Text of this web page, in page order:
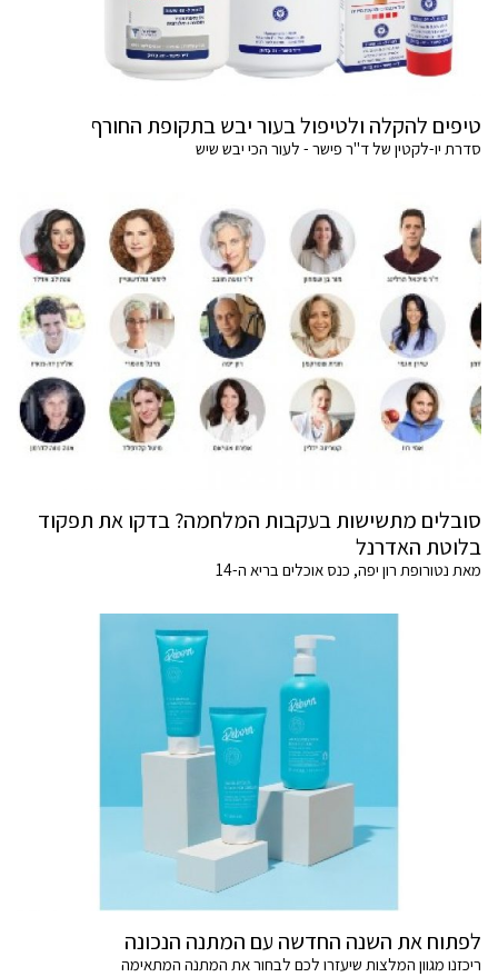
טיפים להקלה ולטיפול בעור יבש בתקופת החורף
סדרת יו-לקטין של ד"ר פישר - לעור הכי יבש שיש
סובלים מתשישות בעקבות המלחמה? בדקו את תפקוד
בלוטת האדרנל
מאת נטורופת רון יפה, כנס אוכלים בריא ה-14
לפתוח את השנה החדשה עם המתנה הנכונה
ריכזנו מגוון המלצות שיעזרו לכם לבחור את המתנה המתאימה